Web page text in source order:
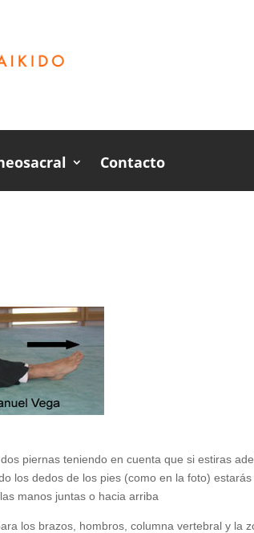
Contacto
piernas teniendo en cuenta que si estiras
los dedos de los pies (como en la foto)
manos juntas o hacia arriba
los brazos, hombros, columna vertebral y la